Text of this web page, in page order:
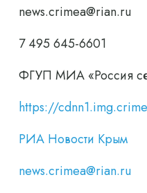
news.crimea@rian.ru
7 495 645-6601
ФГУП МИА «Россия
https://
РИА Новости Крым
news.crimea@rian.ru